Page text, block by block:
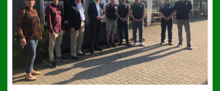
Kontakt zum LBC